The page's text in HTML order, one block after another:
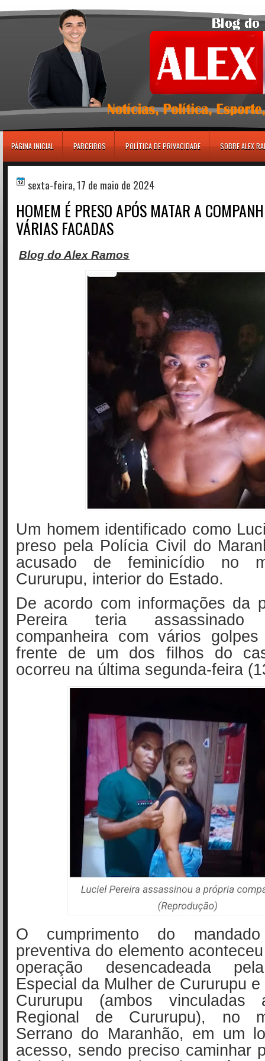
PÁGINA INICIAL PARCEIROS POLÍTICA DE PRIVACIDADE SOBRE ALEX
sexta-feira, 17 de maio de 2024
HOMEM É PRESO APÓS MATAR A
VÁRIAS FACADAS
Blog do Alex Ramos
Um homem identificado como
preso pela Polícia Civil do
acusado de feminicídio no
Cururupu, interior do Estado.
De acordo com informações da
Pereira teria
companheira com vários
frente de um dos filhos do
ocorreu na última segunda-feira
O cumprimento do
preventiva do elemento
operação desencadeada
Especial da Mulher de Cururupu
Cururupu (ambos vinculadas
Regional de Cururupu), no
Serrano do Maranhão, em um
acesso, sendo preciso caminhar